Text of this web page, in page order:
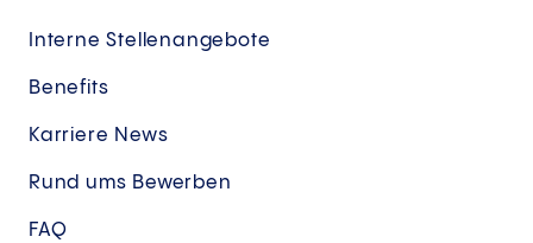
Interne Stellenangebote
Benefits
Karriere News
Rund ums Bewerben
FAQ